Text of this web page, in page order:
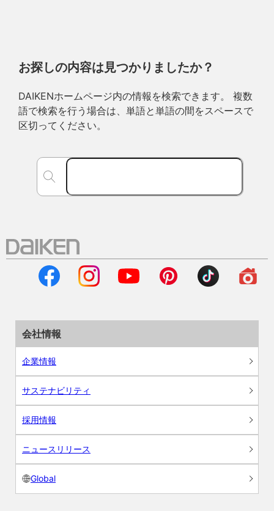
お探しの内容は見つかりましたか？
DAIKENホームページ内の情報を検索できます。 複数
語で検索を行う場合は、単語と単語の間をスペースで
区切ってください。
会社情報
企業情報
サステナビリティ
採用情報
ニュースリリース
Global